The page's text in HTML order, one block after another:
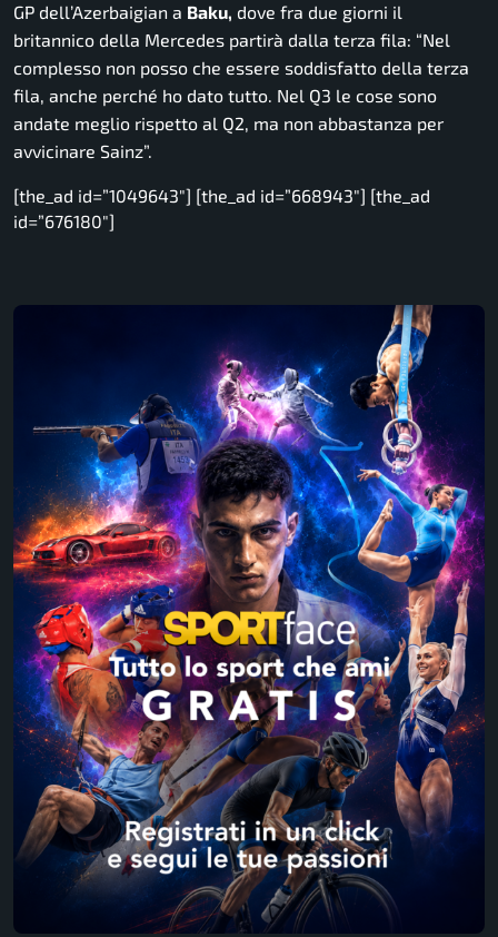
GP dell’Azerbaigian a Baku, dove fra due giorni il
britannico della Mercedes partirà dalla terza fila: “Nel
complesso non posso che essere soddisfatto della terza
fila, anche perché ho dato tutto. Nel Q3 le cose sono
andate meglio rispetto al Q2, ma non abbastanza per
avvicinare Sainz”.
[the_ad id=”1049643″] [the_ad id=”668943″] [the_ad
id=”676180″]